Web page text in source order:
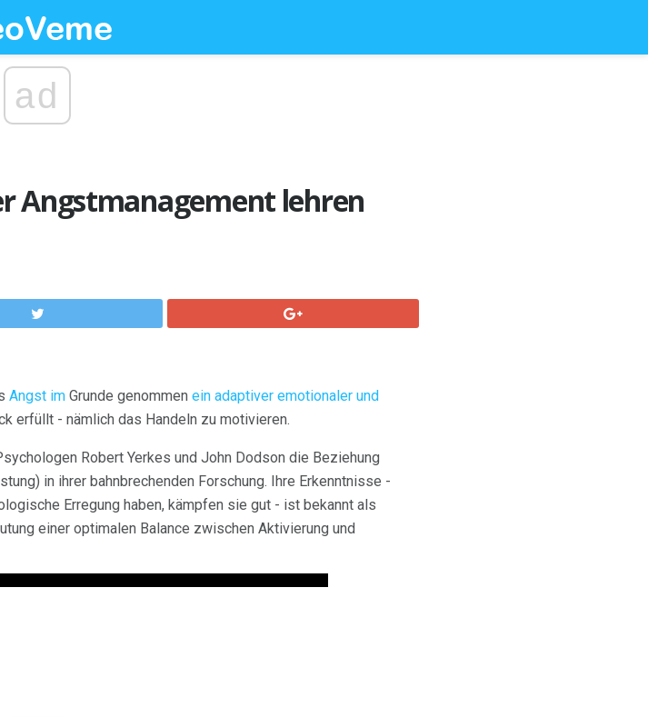
ad
Angstmanagement lehren
Angst im Grunde genommen ein adaptiver emotionaler und
erfüllt - nämlich das Handeln zu motivieren.
Robert Yerkes und John Dodson die Beziehung
in ihrer bahnbrechenden Forschung. Ihre Erkenntnisse -
Erregung haben, kämpfen sie gut - ist bekannt als
einer optimalen Balance zwischen Aktivierung und